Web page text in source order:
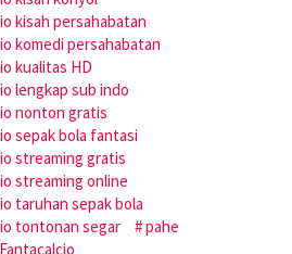
kisah persahabatan
komedi persahabatan
kualitas HD
lengkap sub indo
nonton gratis
sepak bola fantasi
streaming gratis
streaming online
taruhan sepak bola
tontonan segar
pahe